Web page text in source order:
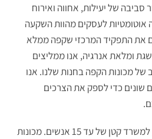
של יעילות, אחווה ואירוח
אוטומטיות לעסקים מהוות השקעה
את התפקיד המרכזי שקפה ממלא
ומלאת אנרגיה, אנו ממליצים
של מכונות הקפה בחנות שלנו. אנו
שונים כדי לספק את הצרכים
אצלנו תוכלו למצוא מכונות למשרד קטן של עד 15 אנשים. מכונות